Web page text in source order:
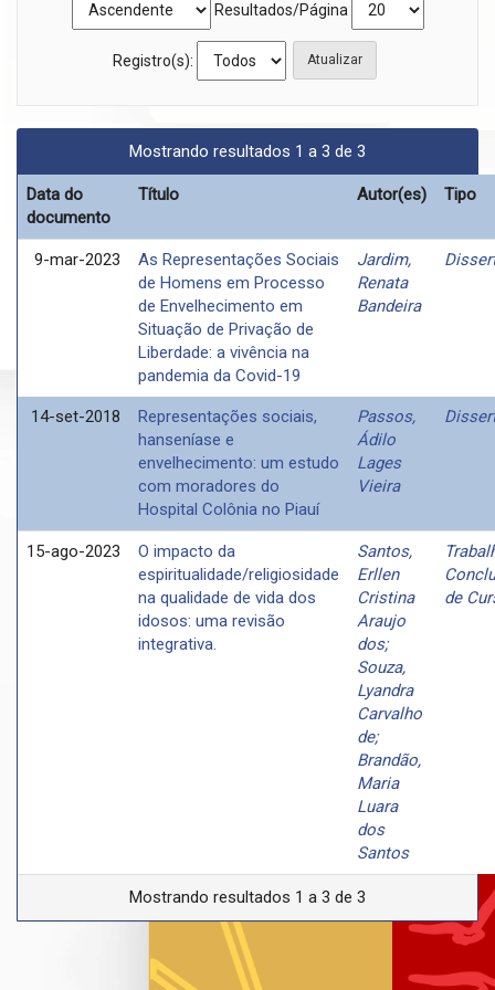
Resultados/Página
Registro(s):
Mostrando resultados 1 a 3 de 3
Data do
documento
Título Autor(es) Tipo
9-mar-2023
As Representações Sociais
de Homens em Processo
de Envelhecimento em
Situação de Privação de
Liberdade: a vivência na
pandemia da Covid-19
Jardim,
Renata
Bandeira
14-set-2018
Representações sociais,
hanseníase e
envelhecimento: um estudo
com moradores do
Hospital Colônia no Piauí
Passos,
Ádilo
Lages
Vieira
15-ago-2023
O impacto da
espiritualidade/religiosidade
na qualidade de vida dos
idosos: uma revisão
integrativa.
Santos,
Erllen
Cristina
Araujo
dos;
Souza,
Lyandra
Carvalho
de;
Brandão,
Maria
Luara
dos
Santos
de
Mostrando resultados 1 a 3 de 3